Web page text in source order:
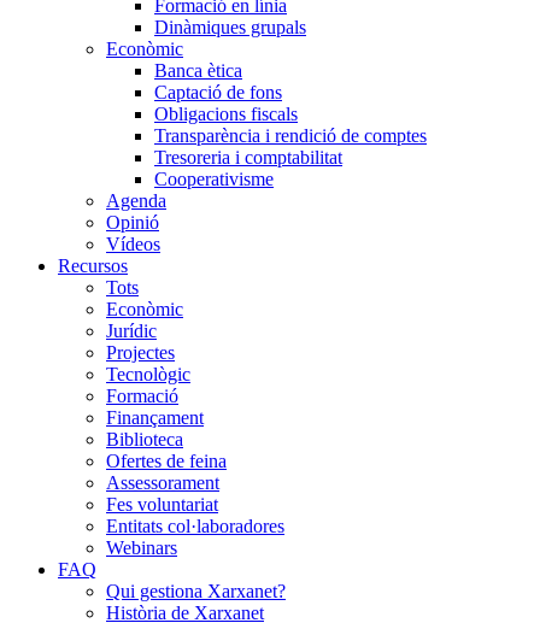
Formació en línia
Dinàmiques grupals
Econòmic
Banca ètica
Captació de fons
Obligacions fiscals
Transparència i rendició de comptes
Tresoreria i comptabilitat
Cooperativisme
Agenda
Opinió
Vídeos
Recursos
Tots
Econòmic
Jurídic
Projectes
Tecnològic
Formació
Finançament
Biblioteca
Ofertes de feina
Assessorament
Fes voluntariat
Entitats col·laboradores
Webinars
FAQ
Qui gestiona Xarxanet?
Història de Xarxanet